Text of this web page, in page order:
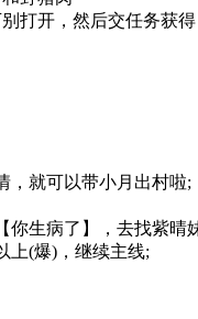
开，然后交任务获得
就可以带小月出村啦;
生病了】，去找紫晴
(爆)，继续主线;